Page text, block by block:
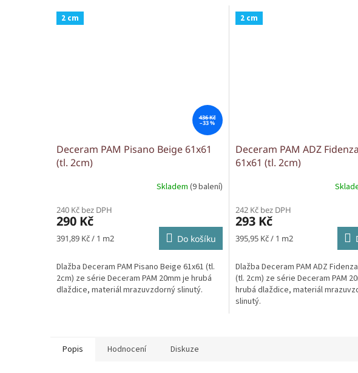
2 cm
436 Kč
–33 %
Deceram PAM Pisano Beige 61x61
(tl. 2cm)
Skladem (9 balení)
240 Kč bez DPH
290 Kč
Měrná
391,89 Kč / 1 m2 Do košíku
Dlažba Deceram PAM Pisano Beige 61x61 (tl.
2cm) ze série Deceram PAM 20mm je hrubá
dlaždice, materiál mrazuvzdorný slinutý.
2 cm
Deceram PAM ADZ
61x61 (tl. 2cm)
242 Kč bez DPH
293 Kč
Měrná
395,95 Kč / 1 m2
Dlažba Deceram PAM ADZ
(tl. 2cm) ze série Deceram PAM
hrubá dlaždice, materiál
slinutý.
Popis Hodnocení Diskuze